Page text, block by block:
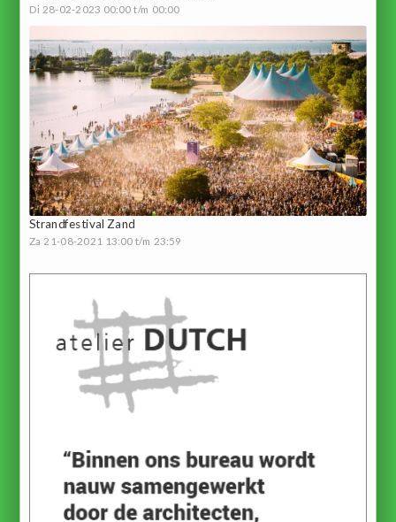
Di 28-02-2023 00:00 t/m 00:00
Strandfestival Zand
Za 21-08-2021 13:00 t/m 23:59